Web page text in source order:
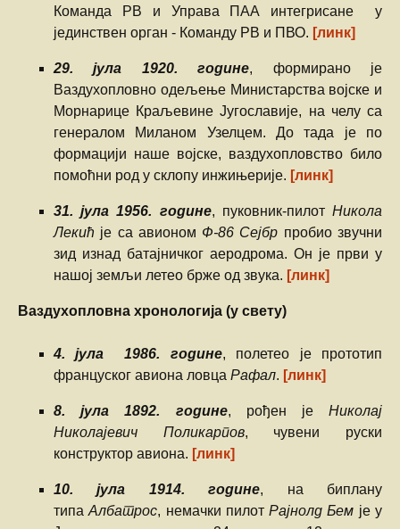
Команда РВ и Управа ПАА интегрисане у
јединствен орган - Команду РВ и ПВО. [линк]
29. јула 1920. године, формирано је
Ваздухопловно одељење Министарства војске и
Морнарице Краљевине Југославије, на челу са
генералом Миланом Узелцем. До тада је по
формацији наше војске, ваздухопловство било
помоћни род у склопу инжињерије. [линк]
31. јула 1956. године, пуковник-пилотНикола
Лекић је са авионом Ф-86 Сејбр пробио звучни
зид изнад батајничког аеродрома. Он је први у
нашој земљи летео брже од звука. [линк]
Ваздухопловна хронологија (у свету)
4. јула 1986. године, полетео је прототип
француског авиона ловца Рафал. [линк]
8. јула 1892. године, рођен је Николај
Николајевич Поликарпов, чувени руски
конструктор авиона. [линк]
10. јула 1914. године, на биплану
типаАлбатрос, немачки пилотРајнолд Бем је у